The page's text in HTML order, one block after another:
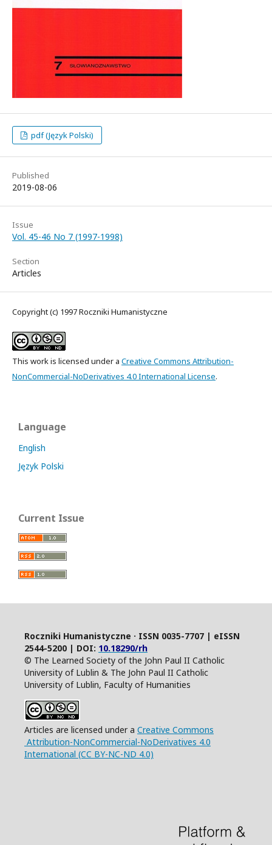
pdf (Język Polski)
Published
2019-08-06
Issue
Vol. 45-46 No 7 (1997-1998)
Section
Articles
Copyright (c) 1997 Roczniki Humanistyczne
This work is licensed under a Creative Commons Attribution-
NonCommercial-NoDerivatives 4.0 International License.
Language
English
Język Polski
Current Issue
Roczniki Humanistyczne · ISSN 0035-7707 | eISSN
2544-5200 | DOI: 10.18290/rh
© The Learned Society of the John Paul II Catholic
University of Lublin & The John Paul II Catholic
University of Lublin, Faculty of Humanities
Articles are licensed under a Creative Commons
Attribution-NonCommercial-NoDerivatives 4.0
International (CC BY-NC-ND 4.0)